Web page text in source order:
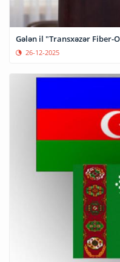
Gələn il "Transxəzər Fiber-
26-12-2025